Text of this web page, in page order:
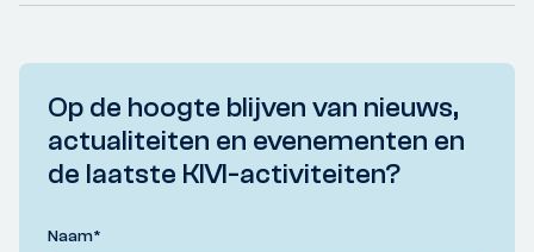
Op de hoogte blijven van nieuws,
actualiteiten en evenementen en
de laatste KIVI-activiteiten?
Naam*